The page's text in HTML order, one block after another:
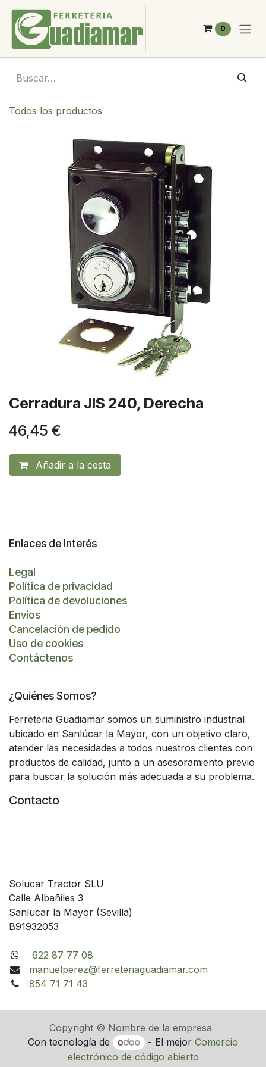
Ir al contenido
0
Todos los productos
Cerradura JIS 240, Derecha
46,45 €
Añadir a la cesta
Enlaces de Interés
Legal
Política de privacidad
Política de devoluciones
Envíos
Cancelación de pedido
Uso de cookies
Contáctenos
¿Quiénes Somos?
Ferreteria Guadiamar somos un suministro industrial
ubicado en Sanlúcar la Mayor, con un objetivo claro,
atender las necesidades a todos nuestros clientes con
productos de calidad, junto a un asesoramiento previo
para buscar la solución más adecuada a su problema.
Contacto
Solucar Tractor SLU
Calle Albañiles 3
Sanlucar la Mayor (Sevilla)
B91932053
622 87 77 08
manuelperez@ferreteriaguadiamar.com
854 71 71 43
Copyright © Nombre de la empresa
Con tecnología de
- El mejorComercio
electrónico de código abierto